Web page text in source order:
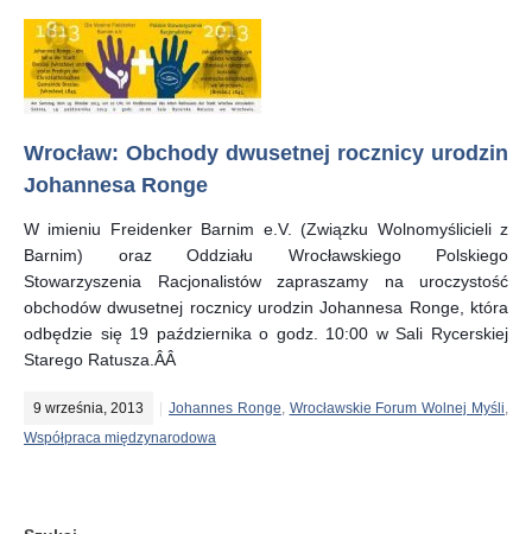
Wrocław: Obchody dwusetnej rocznicy urodzin
Johannesa Ronge
W imieniu Freidenker Barnim e.V. (Związku Wolnomyślicieli z
Barnim) oraz Oddziału Wrocławskiego Polskiego
Stowarzyszenia Racjonalistów zapraszamy na uroczystość
obchodów dwusetnej rocznicy urodzin Johannesa Ronge, która
odbędzie się 19 października o godz. 10:00 w Sali Rycerskiej
Starego Ratusza.ÂÂ
9 września, 2013 Johannes Ronge, Wrocławskie Forum Wolnej Myśli,
Współpraca międzynarodowa